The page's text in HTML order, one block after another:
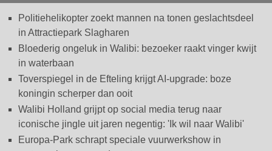
Politiehelikopter zoekt mannen na tonen geslachtsdeel
in Attractiepark Slagharen
Bloederig ongeluk in Walibi: bezoeker raakt vinger kwijt
in waterbaan
Toverspiegel in de Efteling krijgt AI-upgrade: boze
koningin scherper dan ooit
Walibi Holland grijpt op social media terug naar
iconische jingle uit jaren negentig: 'Ik wil naar Walibi'
Europa-Park schrapt speciale vuurwerkshow in